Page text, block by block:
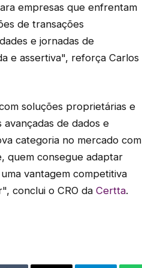
empresas que enfrentam
de transações
e jornadas de
e assertiva", reforça Carlos
soluções proprietárias e
de dados e
categoria no mercado com
quem consegue adaptar
vantagem competitiva
conclui o CRO da Certta.